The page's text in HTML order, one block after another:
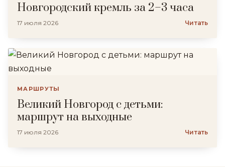
Новгородский кремль за 2–3 часа
17 июля 2026 Читать
МАРШРУТЫ
Великий Новгород с детьми:
маршрут на выходные
17 июля 2026 Читать